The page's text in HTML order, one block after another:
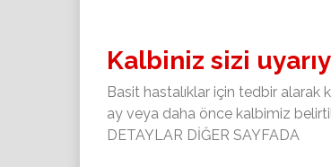
Kalbiniz sizi
Basit hastalıklar için tedbir alarak
ay veya daha önce kalbimiz
DETAYLAR DİĞER SAYFADA